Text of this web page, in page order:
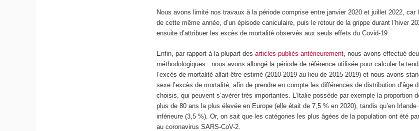
Nous avons limité nos travaux à la période comprise entre janvier 2020 et juillet 2022, car
de cette même année, d’un épisode caniculaire, puis le retour de la grippe durant l’hiver
ensuite d’attribuer les excès de mortalité observés aux seuls effets du Covid-19.
Enfin, par rapport à la plupart desarticles publiés antérieurement , nous avons effectué
méthodologiques : nous avons allongé la période de référence utilisée pour calculer la
l’excès de mortalité allait être estimé (2010-2019 au lieu de 2015-2019) et nous avons
sexe l’excès de mortalité, afin de prendre en compte les différences de distribution d’âge
choisis, qui peuvent s’avérer très importantes. L’Italie possède par exemple la proportion
plus de 80 ans la plus élevée en Europe (elle était de 7,5 % en 2020), tandis qu’en
inférieure (3,5 %). Or, on sait que les catégories les plus âgées de la population ont été
au coronavirus SARS-CoV-2.